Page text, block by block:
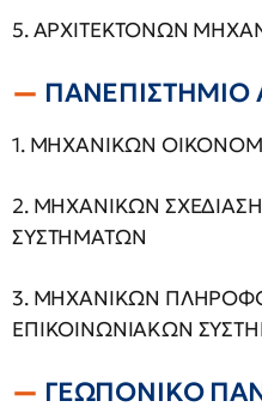
5. ΑΡΧΙΤΕΚΤΟΝΩΝ
ΠΑΝΕΠΙΣΤΗΜΙΟ
1. ΜΗΧΑΝΙΚΩΝ
2. ΜΗΧΑΝΙΚΩΝ
ΣΥΣΤΗΜΑΤΩΝ
3. ΜΗΧΑΝΙΚΩΝ
ΕΠΙΚΟΙΝΩΝΙΑΚΩΝ
ΓΕΩΠΟΝΙΚΟ